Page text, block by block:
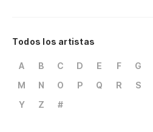
Todos los artistas
A B C D E F G
M
N O P Q R S
Y
Z #